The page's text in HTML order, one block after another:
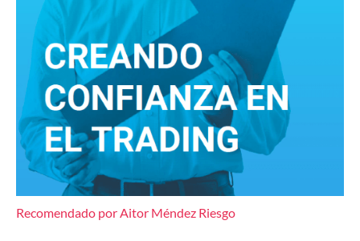
Recomendado por Aitor Méndez Riesgo